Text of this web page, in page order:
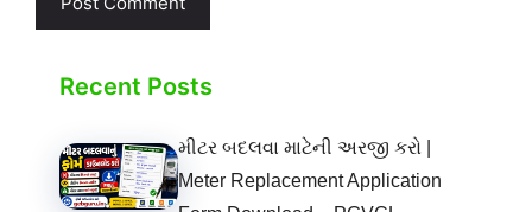
Recent Posts
મીટર બદલવા માટેની અરજી કરો |
Meter Replacement Application